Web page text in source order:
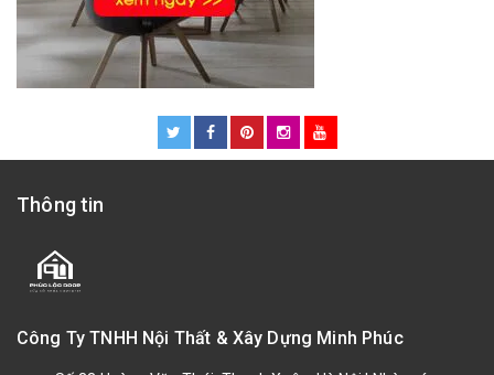
Thông tin
Công Ty TNHH Nội Thất & Xây Dựng Minh Phúc